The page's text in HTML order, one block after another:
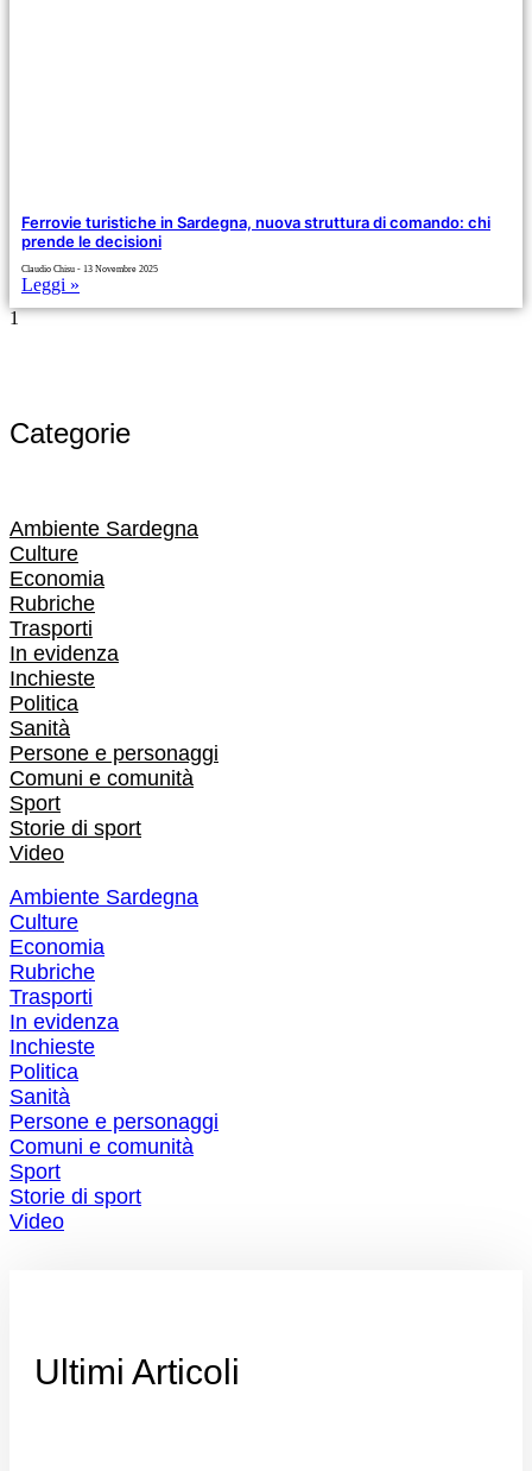
Ferrovie turistiche in Sardegna, nuova struttura di comando: chi
prende le decisioni
Claudio Chisu 13 Novembre 2025
Leggi »
Categorie
Ambiente Sardegna
Culture
Economia
Rubriche
Trasporti
In evidenza
Inchieste
Politica
Sanità
Persone e personaggi
Comuni e comunità
Sport
Storie di sport
Video
Ambiente Sardegna
Culture
Economia
Rubriche
Trasporti
In evidenza
Inchieste
Politica
Sanità
Persone e personaggi
Comuni e comunità
Sport
Storie di sport
Video
Ultimi Articoli